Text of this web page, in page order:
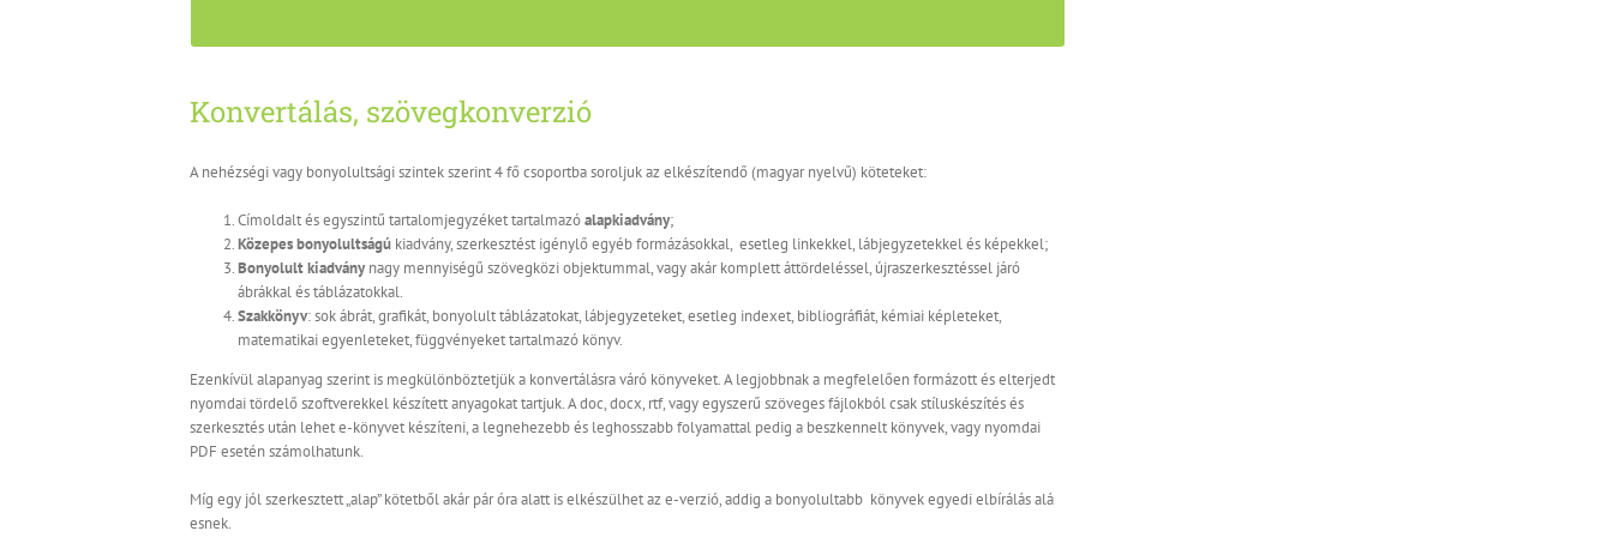
Konvertálás, szövegkonverzió
A nehézségi vagy bonyolultsági szintek szerint 4 fő csoportba soroljuk az elkészítendő (magyar nyelvű) köteteket:
Címoldalt és egyszintű tartalomjegyzéket tartalmazóalapkiadvány;
Közepes bonyolultságú kiadvány, szerkesztést igénylő egyéb formázásokkal, esetleg linkekkel, lábjegyzetekkel és képekkel;
Bonyolult kiadvány nagy mennyiségű szövegközi objektummal, vagy akár komplett áttördeléssel, újraszerkesztéssel járó
ábrákkal és táblázatokkal.
Szakkönyv: sok ábrát, grafikát, bonyolult táblázatokat, lábjegyzeteket, esetleg indexet, bibliográfiát, kémiai képleteket,
matematikai egyenleteket, függvényeket tartalmazó könyv.
Ezenkívül alapanyag szerint is megkülönböztetjük a konvertálásra váró könyveket. A legjobbnak a megfelelően formázott és elterjedt
nyomdai tördelő szoftverekkel készített anyagokat tartjuk. A doc, docx, rtf, vagy egyszerű szöveges fájlokból csak stíluskészítés és
szerkesztés után lehet e-könyvet készíteni, a legnehezebb és leghosszabb folyamattal pedig a beszkennelt könyvek, vagy nyomdai
PDF esetén számolhatunk.
Míg egy jól szerkesztett „alap” kötetből akár pár óra alatt is elkészülhet az e-verzió, addig a bonyolultabb könyvek egyedi elbírálás alá
esnek.